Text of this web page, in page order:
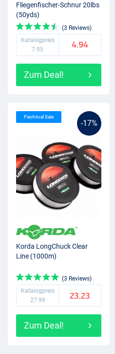
Fliegenfischer-Schnur 20lbs
(50yds)
(3 Reviews)
Katalogpreis
7.95
4.94
Zum Deal!
-17%
Fischtival Sale
Korda LongChuck Clear
Line (1000m)
(3 Reviews)
Katalogpreis
27.99
23.23
Zum Deal!